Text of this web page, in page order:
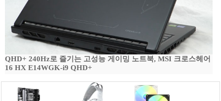
QHD+ 240Hz로 즐기는 고성능 게이밍 노트북, MSI 크로스헤어
16 HX E14WGK-i9 QHD+